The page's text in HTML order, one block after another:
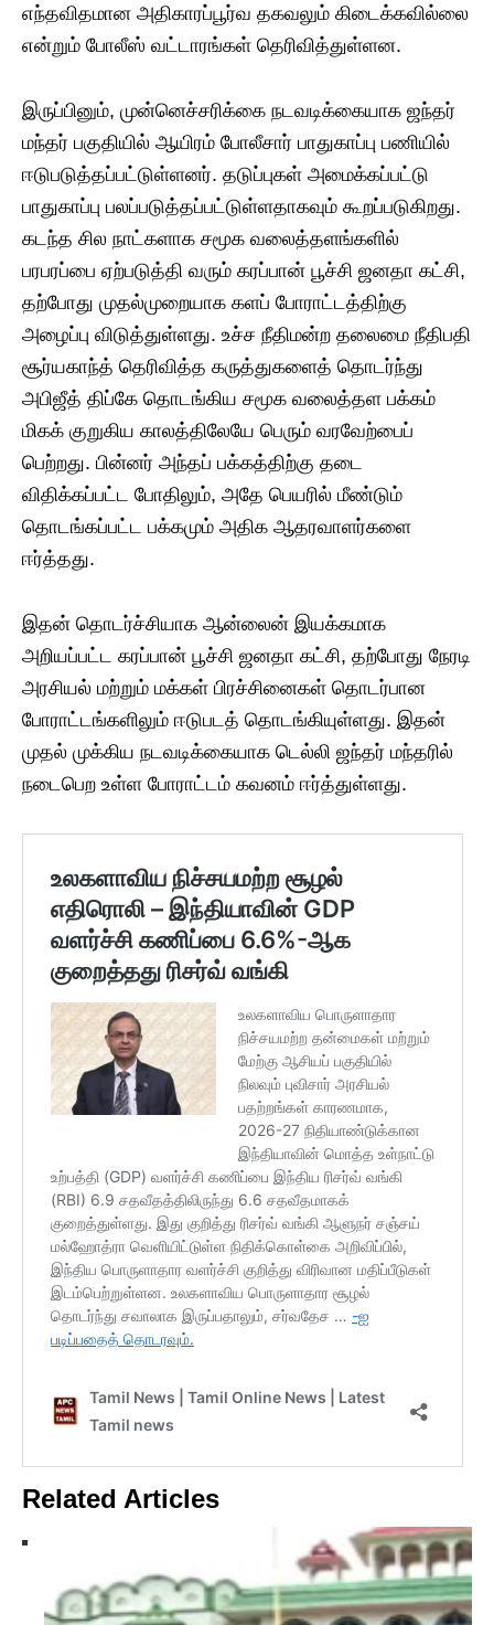
எந்தவிதமான அதிகாரப்பூர்வ தகவலும் கிடைக்கவில்லை
என்றும் போலீஸ் வட்டாரங்கள் தெரிவித்துள்ளன.
இருப்பினும், முன்னெச்சரிக்கை நடவடிக்கையாக ஜந்தர்
மந்தர் பகுதியில் ஆயிரம் போலீசார் பாதுகாப்பு பணியில்
ஈடுபடுத்தப்பட்டுள்ளனர். தடுப்புகள் அமைக்கப்பட்டு
பாதுகாப்பு பலப்படுத்தப்பட்டுள்ளதாகவும் கூறப்படுகிறது.
கடந்த சில நாட்களாக சமூக வலைத்தளங்களில்
பரபரப்பை ஏற்படுத்தி வரும் கரப்பான் பூச்சி ஜனதா கட்சி,
தற்போது முதல்முறையாக களப் போராட்டத்திற்கு
அழைப்பு விடுத்துள்ளது. உச்ச நீதிமன்ற தலைமை நீதிபதி
சூர்யகாந்த் தெரிவித்த கருத்துகளைத் தொடர்ந்து
அபிஜீத் திப்கே தொடங்கிய சமூக வலைத்தள பக்கம்
மிகக் குறுகிய காலத்திலேயே பெரும் வரவேற்பைப்
பெற்றது. பின்னர் அந்தப் பக்கத்திற்கு தடை
விதிக்கப்பட்ட போதிலும், அதே பெயரில் மீண்டும்
தொடங்கப்பட்ட பக்கமும் அதிக ஆதரவாளர்களை
ஈர்த்தது.
இதன் தொடர்ச்சியாக ஆன்லைன் இயக்கமாக
அறியப்பட்ட கரப்பான் பூச்சி ஜனதா கட்சி, தற்போது நேரடி
அரசியல் மற்றும் மக்கள் பிரச்சினைகள் தொடர்பான
போராட்டங்களிலும் ஈடுபடத் தொடங்கியுள்ளது. இதன்
முதல் முக்கிய நடவடிக்கையாக டெல்லி ஜந்தர் மந்தரில்
நடைபெற உள்ள போராட்டம் கவனம் ஈர்த்துள்ளது.
Related Articles